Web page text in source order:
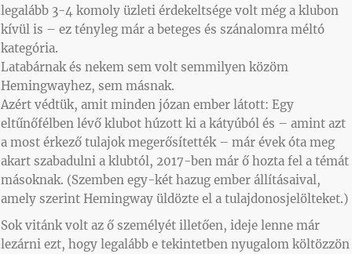
legalább 3-4 komoly üzleti érdekeltsége volt még a klubon
kívül is – ez tényleg már a beteges és szánalomra méltó
kategória.
Latabárnak és nekem sem volt semmilyen közöm
Hemingwayhez, sem másnak.
Azért védtük, amit minden józan ember látott: Egy
eltűnőfélben lévő klubot húzott ki a kátyúból és – amint azt
a most érkező tulajok megerősítették – már évek óta meg
akart szabadulni a klubtól, 2017-ben már ő hozta fel a témát
másoknak. (Szemben egy-két hazug ember állításaival,
amely szerint Hemingway üldözte el a tulajdonosjelölteket.)
Sok vitánk volt az ő személyét illetően, ideje lenne már
lezárni ezt, hogy legalább e tekintetben nyugalom költözzön